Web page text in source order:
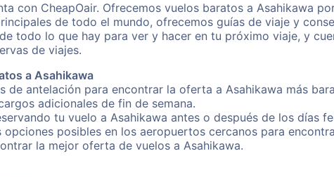
con CheapOair. Ofrecemos vuelos baratos a Asahikawa
de todo el mundo, ofrecemos guías de viaje y
todo lo que hay para ver y hacer en tu próximo viaje, y
de viajes.
a Asahikawa
de antelación para encontrar la oferta a Asahikawa más
adicionales de fin de semana.
tu vuelo a Asahikawa antes o después de los días
posibles en los aeropuertos cercanos para
la mejor oferta de vuelos a Asahikawa.